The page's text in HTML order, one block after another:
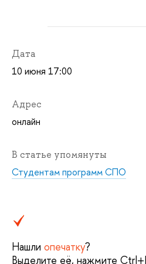
Дата
10 июня 17:00
Адрес
онлайн
статье упомянуты
Студентам программ СПО
Нашли опечатку?
ыделите её, нажмите